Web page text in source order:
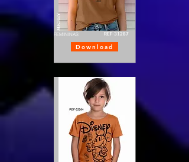
MICKEY
FEMININAS REF-31287
Download